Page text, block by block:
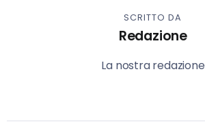
SCRITTO DA
Redazione
La nostra redazione